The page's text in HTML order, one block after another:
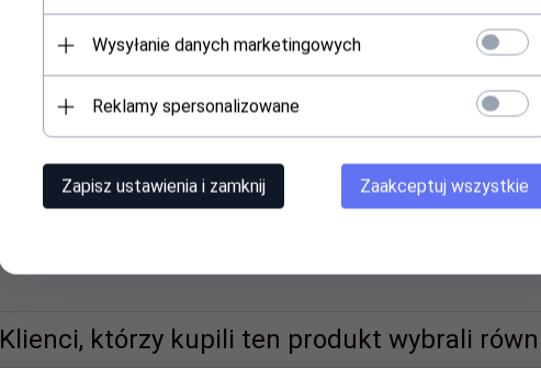
312153300
309166200
Klienci, którzy kupili ten produkt wybrali
Wysyłanie danych marketingowych
Reklamy spersonalizowane
Zapisz ustawienia i zamknij Zaakceptuj wszystkie